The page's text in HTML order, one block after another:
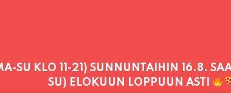
SU KLO 11-21) SUNNUNTAIHIN 16.8.
SU) ELOKUUN LOPPUUN ASTI